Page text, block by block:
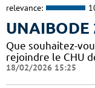
relevance:
UNAIBODE
Que souhaitez-
rejoindre le CHU
18/02/2026 15:25